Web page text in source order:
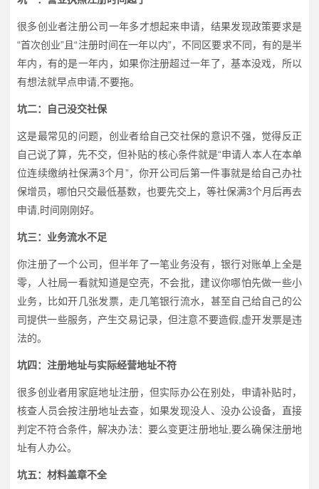
很多创业者注册公司一年多才想起来申请，结果发现政策要求是
“首次创业”且“注册时间在一年以内”，不同区要求不同，有的是半
年内，有的是一年内，如果你注册超过一年了，基本没戏，所以
有想法就早点申请,不要拖。
坑二：自己没交社保
这是最常见的问题，创业者给自己交社保的意识不强，觉得反正
自己说了算，先不交，但补贴的核心条件就是“申请人本人在本单
位连续缴纳社保满3个月”，你开公司后第一件事就是给自己办社
保增员，哪怕只交最低基数，也要先交上，等社保满3个月后再去
申请,时间刚刚好。
坑三：业务流水不足
你注册了一个公司，但半年了一笔业务没有，银行对账单上全是
零，人社局一看就知道是空壳，不会批，建议你哪怕先做一些小
业务，比如开几张发票，走几笔银行流水，甚至自己给自己的公
司提供一些服务，产生交易记录，但注意不要造假,虚开发票是违
法的。
坑四：注册地址与实际经营地址不符
很多创业者用家庭地址注册，但实际办公在别处，申请补贴时，
核查人员会按注册地址去查，如果发现没人、没办公设备，直接
判定不符合条件，解决办法：要么变更注册地址,要么确保注册地
址有人办公。
坑五：材料盖章不全